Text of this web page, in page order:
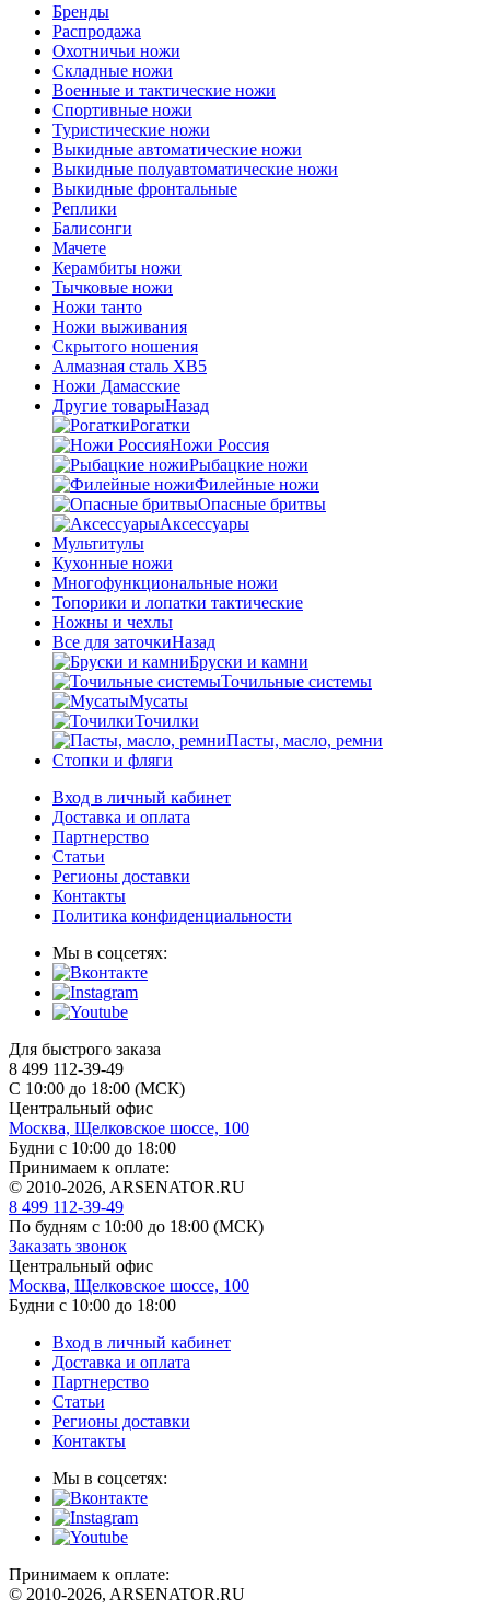
Бренды
Распродажа
Охотничьи ножи
Складные ножи
Военные и тактические ножи
Спортивные ножи
Туристические ножи
Выкидные автоматические ножи
Выкидные полуавтоматические ножи
Выкидные фронтальные
Реплики
Балисонги
Мачете
Керамбиты ножи
Тычковые ножи
Ножи танто
Ножи выживания
Скрытого ношения
Алмазная сталь ХВ5
Ножи Дамасские
Другие товарыНазад
Рогатки
Ножи Россия
Рыбацкие ножи
Филейные ножи
Опасные бритвы
Аксессуары
Мультитулы
Кухонные ножи
Многофункциональные ножи
Топорики и лопатки тактические
Ножны и чехлы
Все для заточкиНазад
Бруски и камни
Точильные системы
Мусаты
Точилки
Пасты, масло, ремни
Стопки и фляги
Вход в личный кабинет
Доставка и оплата
Партнерство
Статьи
Регионы доставки
Контакты
Политика конфиденциальности
Мы в соцсетях:
Для быстрого заказа
8 499 112-39-49
С 10:00 до 18:00 (МСК)
Центральный офис
Москва, Щелковское шоссе, 100
Будни с 10:00 до 18:00
Принимаем к оплате:
© 2010-2026, ARSENATOR.RU
8 499 112-39-49
По будням с 10:00 до 18:00 (МСК)
Заказать звонок
Центральный офис
Москва, Щелковское шоссе, 100
Будни с 10:00 до 18:00
Вход в личный кабинет
Доставка и оплата
Партнерство
Статьи
Регионы доставки
Контакты
Мы в соцсетях:
Принимаем к оплате:
© 2010-2026, ARSENATOR.RU